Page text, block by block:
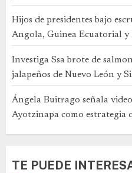
Hijos de presidentes bajo
Angola, Guinea Ecuatorial y
Investiga Ssa brote de
jalapeños de Nuevo León y
Ángela Buitrago señala
Ayotzinapa como estrategia
TE PUEDE